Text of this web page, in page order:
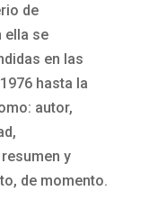
de
ella se
en las
hasta la
autor,
y
de momento.